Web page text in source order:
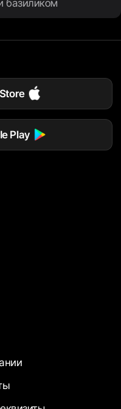
базиликом
Play